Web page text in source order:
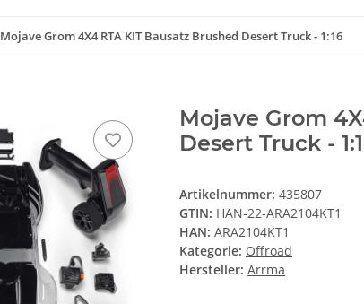
Mojave Grom 4X4 RTA KIT Bausatz Brushed Desert Truck - 1:16
Mojave Grom
Desert Truck -
Artikelnummer: 435807
GTIN: HAN-22-ARA2104KT1
HAN: ARA2104KT1
Kategorie: Offroad
Hersteller: Arrma